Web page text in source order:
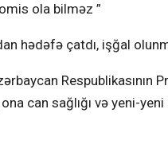
ola bilməz ”
hədəfə çatdı, işğal
can sağlığı və yeni-